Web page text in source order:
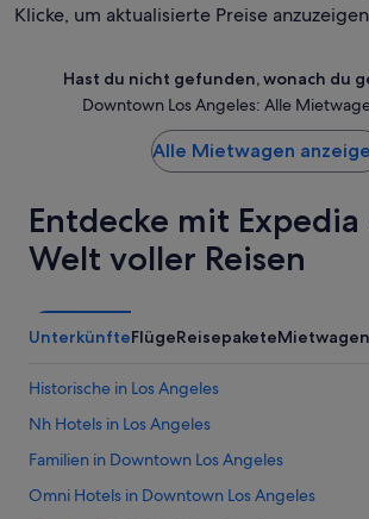
Klicke, um aktualisierte Preise
Hast du nicht gefunden, wonach du
Downtown Los Angeles: Alle
Alle Mietwagen
Entdecke mit
Welt voller Reisen
UnterkünfteFlügeReisepaketeMietwagen
Historische in Los Angeles
Nh Hotels in Los Angeles
Familien in Downtown Los Angeles
Omni Hotels in Downtown Los Angeles